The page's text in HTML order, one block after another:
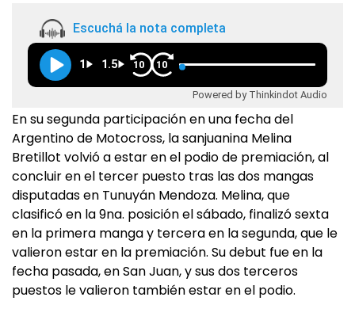
Escuchá la nota completa
1 1.5 10 10
Powered by Thinkindot Audio
En su segunda participación en una fecha del
Argentino de Motocross, la sanjuanina Melina
Bretillot volvió a estar en el podio de premiación, al
concluir en el tercer puesto tras las dos mangas
disputadas en Tunuyán Mendoza. Melina, que
clasificó en la 9na. posición el sábado, finalizó sexta
en la primera manga y tercera en la segunda, que le
valieron estar en la premiación. Su debut fue en la
fecha pasada, en San Juan, y sus dos terceros
puestos le valieron también estar en el podio.